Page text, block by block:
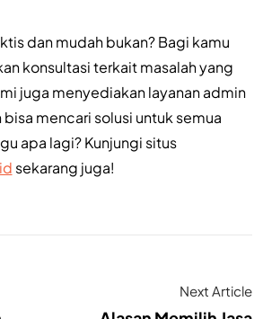
dan mudah bukan? Bagi kamu
konsultasi terkait masalah yang
juga menyediakan layanan admin
mencari solusi untuk semua
apa lagi? Kunjungi situs
sekarang juga!
Next Article